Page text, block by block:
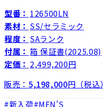
型番： 126500LN
素材： SS/セラミック
程度： SAランク
付属： 箱 保証書(2025.08)
定価： 2,499,200円
販売： 5,198,000円（税込）
新入荷 MEN'S